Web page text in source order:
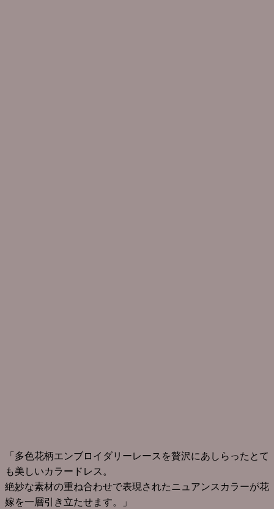
「多色花柄エンブロイダリーレースを贅沢にあしらったとて
も美しいカラードレス。
絶妙な素材の重ね合わせで表現されたニュアンスカラーが花
嫁を一層引き立たせます。」